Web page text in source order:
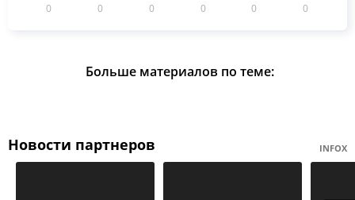
0 0 0 0 0 0
Больше материалов по теме:
Новости партнеров INFOX